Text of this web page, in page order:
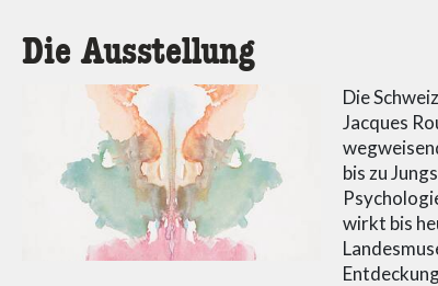
Die Ausstellung
Die
Jacques
bis zu
wirkt bis